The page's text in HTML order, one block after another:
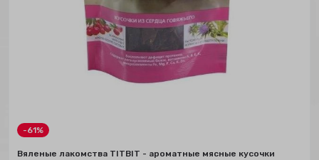
-61%
Вяленые лакомства TITBIT - ароматные мясные кусочки